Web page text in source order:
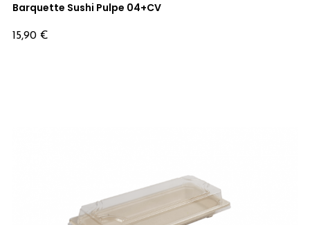
Barquette Sushi Pulpe 04+CV
Prix
15,90 €